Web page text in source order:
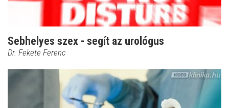
Sebhelyes szex - segít az urológus
Dr. Fekete Ferenc